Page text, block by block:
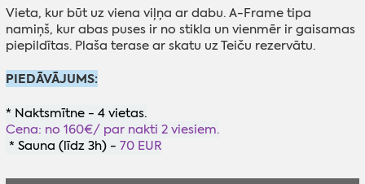
Vieta, kur būt uz viena viļņa ar dabu. A-Frame tipa
namiņš, kur abas puses ir no stikla un vienmēr ir gaisamas
piepildītas. Plaša terase ar skatu uz Teiču rezervātu.
PIEDĀVĀJUMS:
* Naktsmītne - 4 vietas.
Cena: no 160€/ par nakti 2 viesiem.
* Sauna (līdz 3h) - 70 EUR